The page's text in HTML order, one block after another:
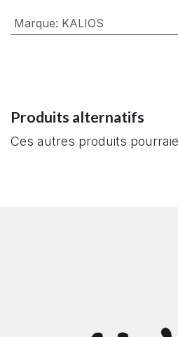
Marque: KALIOS
Produits alternatifs
Ces autres produits